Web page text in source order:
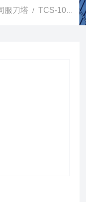
服刀塔 / TCS-100数控伺服刀塔